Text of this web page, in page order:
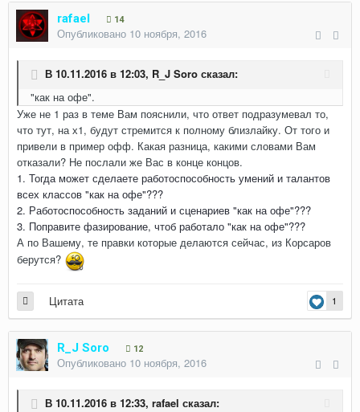
rafael 14
Опубликовано 10 ноября, 2016
В 10.11.2016 в 12:03, R_J Soro сказал:
"как на офе".
Уже не 1 раз в теме Вам пояснили, что ответ подразумевал то,
что тут, на х1, будут стремится к полному близлайку. От того и
привели в пример офф. Какая разница, какими словами Вам
отказали? Не послали же Вас в конце концов.
1. Тогда может сделаете работоспособность умений и талантов
всех классов "как на офе"???
2. Работоспособность заданий и сценариев "как на офе"???
3. Поправите фазирование, чтоб работало "как на офе"???
А по Вашему, те правки которые делаются сейчас, из Корсаров
берутся?
1
Цитата
R_J Soro 12
Опубликовано 10 ноября, 2016
В 10.11.2016 в 12:33, rafael сказал: